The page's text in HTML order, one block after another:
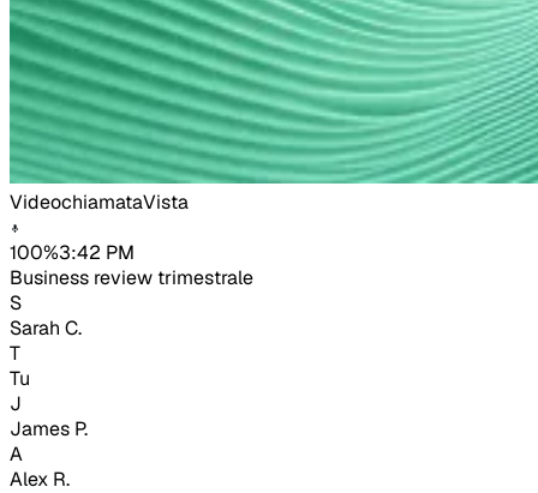
VideochiamataVista
100%3:42 PM
Business review trimestrale
S
Sarah C.
T
Tu
J
James P.
A
Alex R.